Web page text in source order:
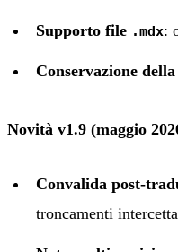
Supporto file .mdx:
Conservazione
Novità v1.9 (maggio
Convalida post-
troncamenti